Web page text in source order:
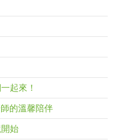
起來！
的溫馨陪伴
始